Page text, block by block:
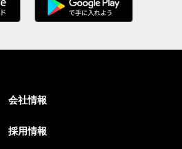
会社情報
採用情報